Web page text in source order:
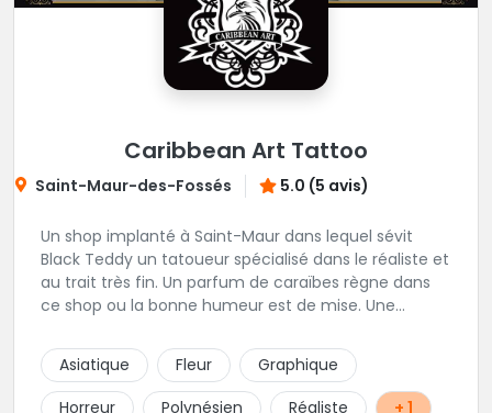
Caribbean Art Tattoo
Saint-Maur-des-Fossés 5.0 (5 avis)
Un shop implanté à Saint-Maur dans lequel sévit
Black Teddy un tatoueur spécialisé dans le réaliste et
au trait très fin. Un parfum de caraïbes règne dans
ce shop ou la bonne humeur est de mise. Une
Asiatique
Fleur
Graphique
Horreur
Polynésien Réaliste + 1